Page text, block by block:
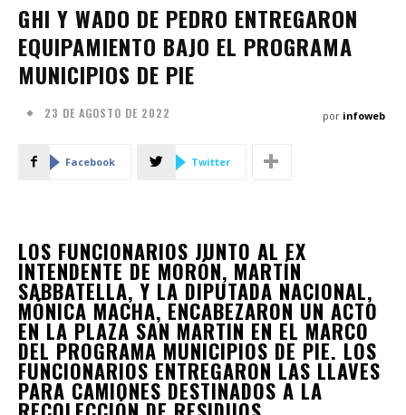
GHI Y WADO DE PEDRO ENTREGARON
EQUIPAMIENTO BAJO EL PROGRAMA
MUNICIPIOS DE PIE
23 DE AGOSTO DE 2022 por infoweb
Facebook Twitter
LOS FUNCIONARIOS JUNTO AL EX
INTENDENTE DE MORÓN, MARTÍN
SABBATELLA, Y LA DIPUTADA NACIONAL,
MÓNICA MACHA, ENCABEZARON UN ACTO
EN LA PLAZA SAN MARTIN EN EL MARCO
DEL PROGRAMA MUNICIPIOS DE PIE. LOS
FUNCIONARIOS ENTREGARON LAS LLAVES
PARA CAMIONES DESTINADOS A LA